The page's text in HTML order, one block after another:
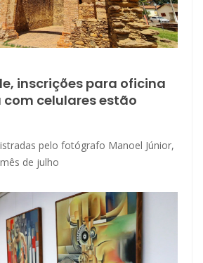
inscrições para oficina
celulares estão
pelo fotógrafo Manoel Júnior,
de julho